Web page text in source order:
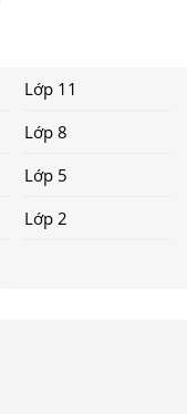
Lớp 11
Lớp 8
Lớp 5
Lớp 2